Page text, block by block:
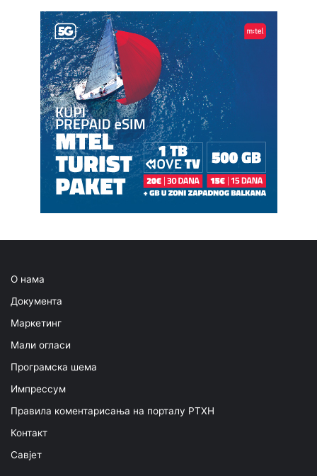
О нама
Документа
Маркетинг
Мали огласи
Програмска шема
Импрессум
Правила коментарисања на порталу РТХН
Контакт
Савјет